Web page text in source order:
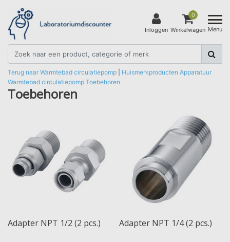
Inloggen
0
Winkelwagen Menu
Terug naar Warmtebad circulatiepomp Huismerkproducten Apparatuur
Warmtebad circulatiepomp Toebehoren
Toebehoren
Adapter NPT 1/2 (2 pcs.) Adapter NPT 1/4 (2 pcs.)